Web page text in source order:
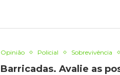
Opinião Policial Sobrevivência
Barricadas. Avalie as